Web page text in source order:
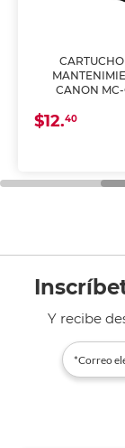
CANON
$12.40
Y recibe